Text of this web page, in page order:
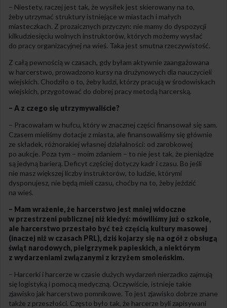
– Niestety, raczej jest tak, że wysiłek jest skierowany na to,
żeby utrzymać struktury istniejące w miastach i małych
miasteczkach. Z prozaicznych przyczyn: nie mamy do dyspozycji
kilkudziesięciu wolnych instruktorów, których możemy wysłać
do pracy organizacyjnej na wieś. Taka jest smutna rzeczywistość.
Z całą pewnością w czasach, gdy byłam aktywnie zaangażowana
w harcerstwo, prowadzono kursy na drużynowych dla nauczycieli
wiejskich. Chodziło o to, żeby ludzi, którzy pracują w środowiskach
wiejskich, przygotować do dobrej pracy metodą harcerską.
– A z czego się utrzymywaliście?
– Pracowałam w hufcu, który w znacznej części finansował się sam.
Czasem mieliśmy dotacje z miasta, ale finansowaliśmy się głównie
ze składek, różnorakiej własnej działalności: od zarobkowej
po aukcje. Poza tym – moim zdaniem – to nie jest tak, że pieniądze
są jedyną barierą. Deficyt częściej dotyczy kadr i czasu. Bo jeśli
nie masz większej liczby instruktorów, to ludzie, którymi
dysponujesz, nie będą mieli czasu, choćby na to, żeby jeździć
na wieś.
– Mam wrażenie, że harcerstwo jest mniej widoczne
w przestrzeni publicznej niż kiedyś: mówiliśmy już o szkole,
ale harcerstwo przestało być też częścią kultury masowej
(inaczej niż w czasach PRL), dziś kojarzy się na ogół z obsługą
świąt narodowych, pielgrzymek papieskich, a niektórym
z wydarzeniami związanymi z krzyżem smoleńskim.
– Harcerki i harcerze w czasie dużych wydarzeń nierzadko zajmują
się logistyką i pomocą medyczną. Oczywiście, istnieje takie
zjawisko jak harcerstwo pomnikowe. To jest zjawisko dobrze znane
także z przeszłości. Często było tak, że harcerze byli zapisywani